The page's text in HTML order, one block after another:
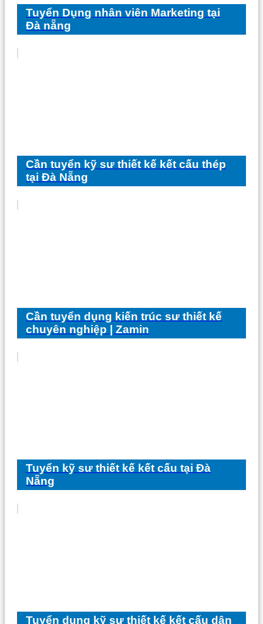
Tuyển Dụng nhân viên Marketing tại
Đà nẵng
Cần tuyển kỹ sư thiết kế kết cấu thép
tại Đà Nẵng
Cần tuyển dụng kiến trúc sư thiết kế
chuyên nghiệp | Zamin
Tuyển kỹ sư thiết kế kết cấu tại Đà
Nẵng
Tuyển dụng kỹ sư thiết kế kết cấu dân